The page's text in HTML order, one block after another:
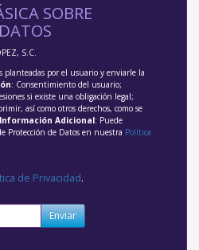
SOBRE
S.C.
planteadas por el usuario y enviarle la
: Consentimiento del usuario;
si existe una obligación legal;
así como otros derechos, como se
Información Adicional: Puede
Protección de Datos en nuestra Política
de Privacidad.
Enviar